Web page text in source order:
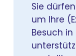
Sie
um Ihre
Besuch in